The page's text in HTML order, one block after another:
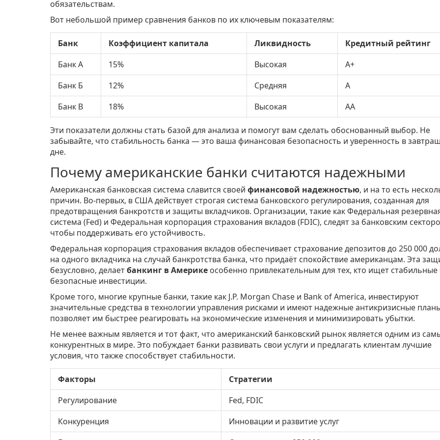
обязательствам.
Вот небольшой пример сравнения банков по их ключевым показателям:
Банк Коэффициент капитала Ликвидность
Кредитный рейтинг
Банк А
15% Высокая
A+
Банк Б
12% Средняя
A
Банк В
18% Высокая AA
Эти показатели должны стать базой для анализа и помогут вам сделать обоснованный выбор. Не
забывайте, что стабильность банка — это ваша финансовая безопасность и уверенность в
дне.
Почему американские банки считаются надежными
Американская банковская система славится своей финансовой надежностью, и на то есть
причин. Во-первых, в США действует строгая система банковского регулирования, созданная для
предотвращения банкротств и защиты вкладчиков. Организации, такие как Федеральная
система (Fed) и Федеральная корпорация страхования вкладов (FDIC), следят за банковским
чтобы поддерживать его устойчивость.
Федеральная корпорация страхования вкладов обеспечивает страхование депозитов до 250 000
на одного вкладчика на случай банкротства банка, что придаёт спокойствие американцам. Эта
безусловно, делаетбанкинг в Америке особенно привлекательным для тех, кто ищет стабильные
безопасные инвестиции.
Кроме того, многие крупные банки, такие как J.P. Morgan Chase и Bank of America, инвестируют
значительные средства в технологии управления рисками и имеют надежные антикризисные
позволяет им быстрее реагировать на экономические изменения и минимизировать убытки.
Не менее важным является и тот факт, что американский банковский рынок является одним из
конкурентных в мире. Это побуждает банки развивать свои услуги и предлагать клиентам лучшие
условия, что также способствует стабильности.
Факторы
Стратегии
Регулирование
Fed, FDIC
Конкуренция
Инновации и развитие услуг